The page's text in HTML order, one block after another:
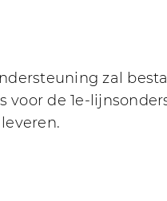
zal
de 1e-